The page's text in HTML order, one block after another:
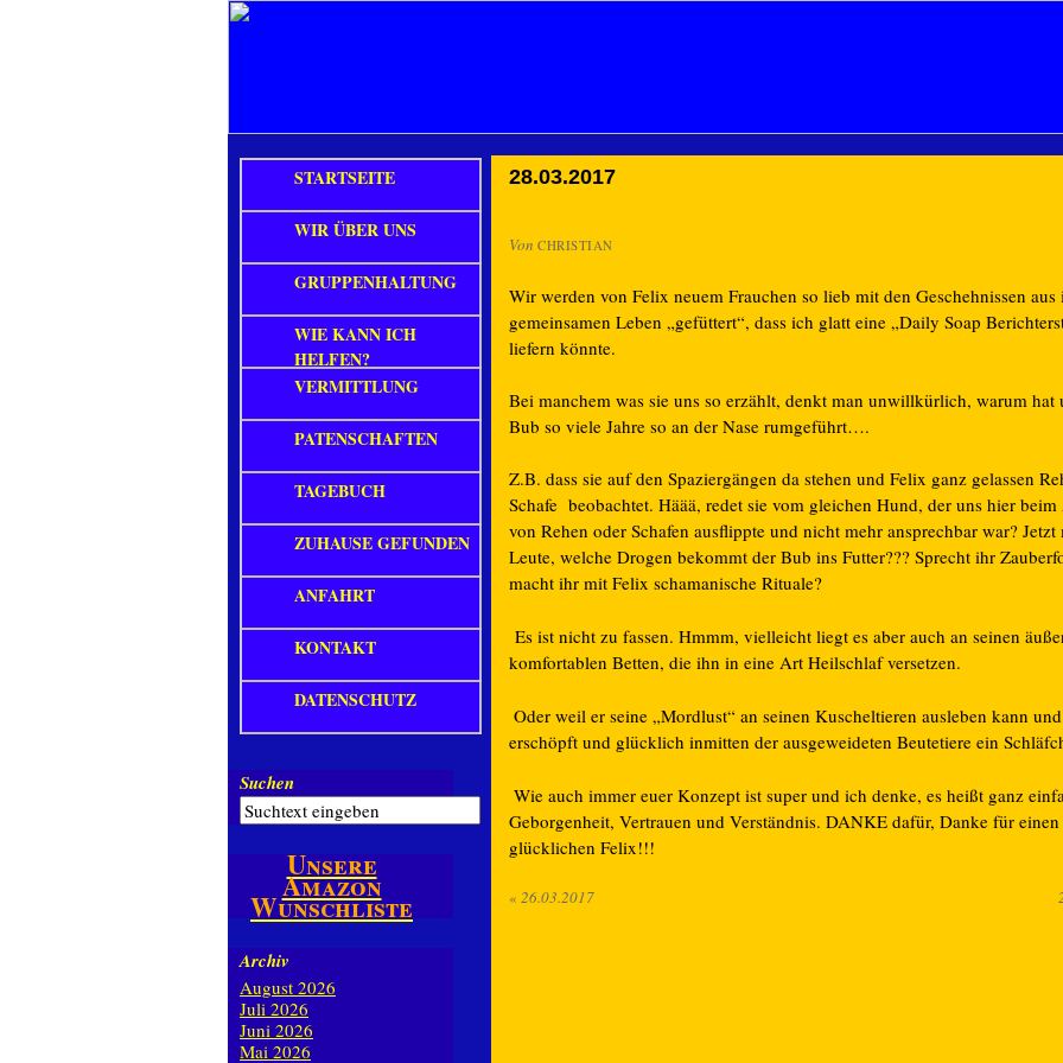
28.03.2017
Von CHRISTIAN
Wir werden von Felix neuem Frauchen so lieb mit den Geschehnissen aus
gemeinsamen Leben „gefüttert“, dass ich glatt eine „Daily Soap
liefern könnte.
Bei manchem was sie uns so erzählt, denkt man unwillkürlich, warum hat
Bub so viele Jahre so an der Nase rumgeführt….
Z.B. dass sie auf den Spaziergängen da stehen und Felix ganz gelassen
Schafe beobachtet. Häää, redet sie vom gleichen Hund, der uns hier
von Rehen oder Schafen ausflippte und nicht mehr ansprechbar war?
Leute, welche Drogen bekommt der Bub ins Futter??? Sprecht ihr
macht ihr mit Felix schamanische Rituale?
Es ist nicht zu fassen. Hmmm, vielleicht liegt es aber auch an seinen
komfortablen Betten, die ihn in eine Art Heilschlaf versetzen.
Oder weil er seine „Mordlust“ an seinen Kuscheltieren ausleben kann
erschöpft und glücklich inmitten der ausgeweideten Beutetiere ein
Wie auch immer euer Konzept ist super und ich denke, es heißt ganz
Geborgenheit, Vertrauen und Verständnis. DANKE dafür, Danke für
glücklichen Felix!!!
« 26.03.2017
STARTSEITE
WIR ÜBER UNS
GRUPPENHALTUNG
WIE KANN ICH
HELFEN?
VERMITTLUNG
PATENSCHAFTEN
TAGEBUCH
ZUHAUSE GEFUNDEN
ANFAHRT
KONTAKT
DATENSCHUTZ
Suchen
Unsere
Amazon
Wunschliste
Archiv
August 2026
Juli 2026
Juni 2026
Mai 2026